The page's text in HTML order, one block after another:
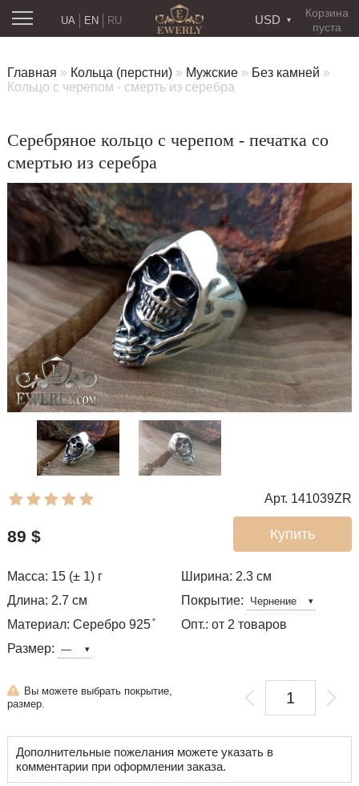
Корзина
пуста
USD
RU
UA EN
Главная » Кольца (перстни) » Мужские » Без камней »
Кольцо с черепом - смерть из серебра
Серебряное кольцо с черепом - печатка со
смертью из серебра
Арт. 141039ZR
Купить
89 $
Масса: 15 (± 1) г Ширина: 2.3 см
Длина: 2.7 см
Покрытие:
Материал: Серебро 925 ̊
Опт.: от 2 товаров
Размер:
Вы можете выбрать покрытие,
размер.
Дополнительные пожелания можете указать в
комментарии при оформлении заказа.